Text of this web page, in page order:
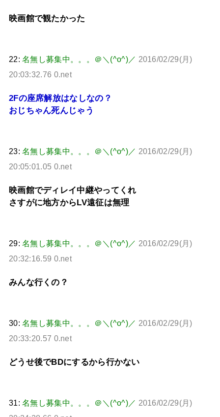
映画館で観たかった
22:名無し募集中。。。＠＼(^o^)／ 2016/02/29(月)
20:03:32.76 0.net
2Fの座席解放はなしなの？
おじちゃん死んじゃう
23:名無し募集中。。。＠＼(^o^)／ 2016/02/29(月)
20:05:01.05 0.net
映画館でディレイ中継やってくれ
さすがに地方からLV遠征は無理
29:名無し募集中。。。＠＼(^o^)／ 2016/02/29(月)
20:32:16.59 0.net
みんな行くの？
30:名無し募集中。。。＠＼(^o^)／ 2016/02/29(月)
20:33:20.57 0.net
どうせ後でBDにするから行かない
31:名無し募集中。。。＠＼(^o^)／ 2016/02/29(月)